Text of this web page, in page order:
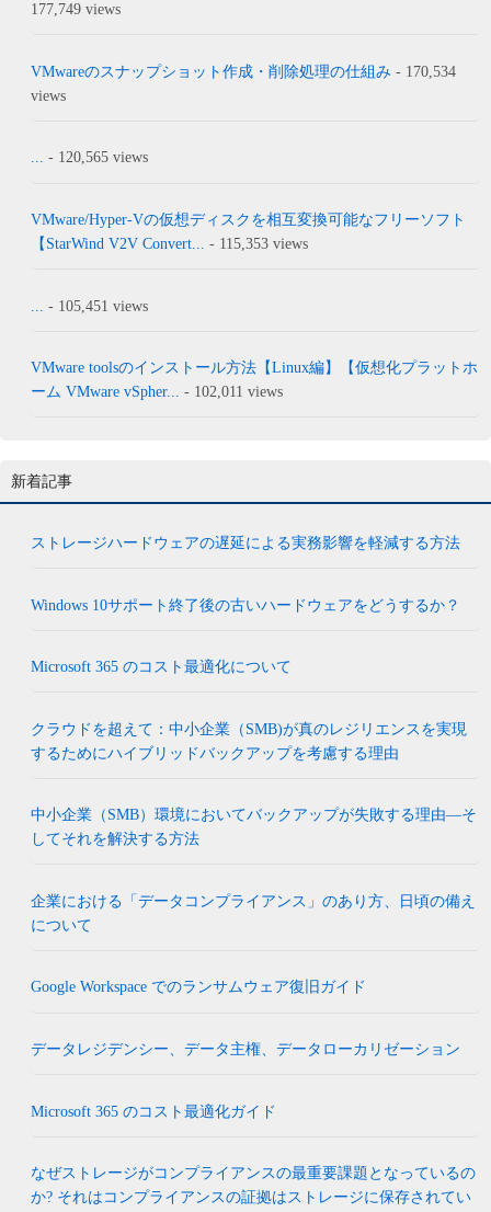
177,749 views
VMwareのスナップショット作成・削除処理の仕組み - 170,534
views
... - 120,565 views
VMware/Hyper-Vの仮想ディスクを相互変換可能なフリーソフト
【StarWind V2V Convert...
- 115,353 views
- 105,451 views
VMware toolsのインストール方法【Linux編】【仮想化プラットホ
ーム VMware vSpher... - 102,011 views
新着記事
ストレージハードウェアの遅延による実務影響を軽減する方法
Windows 10サポート終了後の古いハードウェアをどうするか？
Microsoft 365 のコスト最適化について
クラウドを超えて：中小企業（SMB)が真のレジリエンスを実現
するためにハイブリッドバックアップを考慮する理由
中小企業（SMB）環境においてバックアップが失敗する理由―そ
してそれを解決する方法
企業における「データコンプライアンス」のあり方、日頃の備え
について
Google Workspace でのランサムウェア復旧ガイド
データレジデンシー、データ主権、データローカリゼーション
Microsoft 365 のコスト最適化ガイド
なぜストレージがコンプライアンスの最重要課題となっているの
か? それはコンプライアンスの証拠はストレージに保存されてい